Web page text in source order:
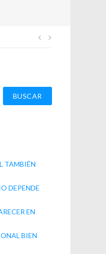
Navegación
entradas
BUSCAR
TAMBIÉN
DEPENDE
EN
BIEN